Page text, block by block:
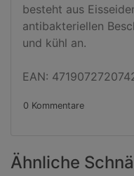
besteht aus
antibakteriellen
und kühl an.
EAN:
0 Kommentare
Ähnliche